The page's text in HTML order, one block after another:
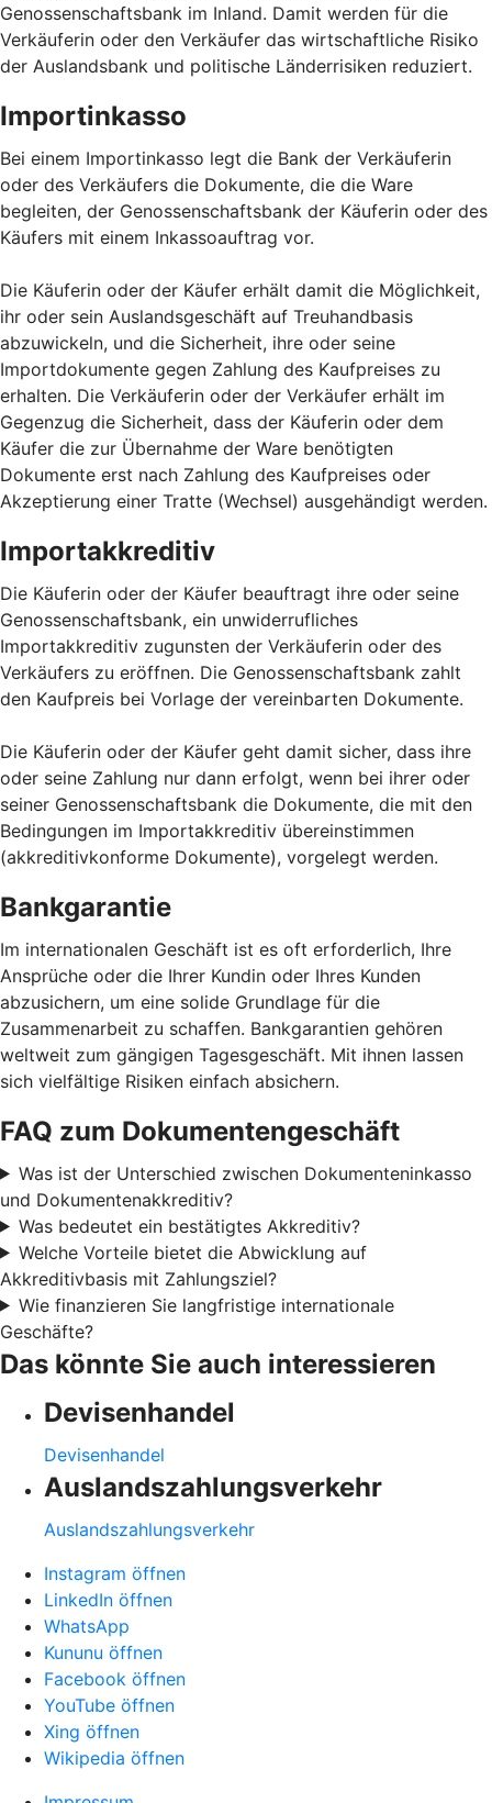
Genossenschaftsbank im Inland. Damit werden für die
Verkäuferin oder den Verkäufer das wirtschaftliche Risiko
der Auslandsbank und politische Länderrisiken reduziert.
Importinkasso
Bei einem Importinkasso legt die Bank der Verkäuferin
oder des Verkäufers die Dokumente, die die Ware
begleiten, der Genossenschaftsbank der Käuferin oder des
Käufers mit einem Inkassoauftrag vor.
Die Käuferin oder der Käufer erhält damit die Möglichkeit,
ihr oder sein Auslandsgeschäft auf Treuhandbasis
abzuwickeln, und die Sicherheit, ihre oder seine
Importdokumente gegen Zahlung des Kaufpreises zu
erhalten. Die Verkäuferin oder der Verkäufer erhält im
Gegenzug die Sicherheit, dass der Käuferin oder dem
Käufer die zur Übernahme der Ware benötigten
Dokumente erst nach Zahlung des Kaufpreises oder
Akzeptierung einer Tratte (Wechsel) ausgehändigt werden.
Importakkreditiv
Die Käuferin oder der Käufer beauftragt ihre oder seine
Genossenschaftsbank, ein unwiderrufliches
Importakkreditiv zugunsten der Verkäuferin oder des
Verkäufers zu eröffnen. Die Genossenschaftsbank zahlt
den Kaufpreis bei Vorlage der vereinbarten Dokumente.
Die Käuferin oder der Käufer geht damit sicher, dass ihre
oder seine Zahlung nur dann erfolgt, wenn bei ihrer oder
seiner Genossenschaftsbank die Dokumente, die mit den
Bedingungen im Importakkreditiv übereinstimmen
(akkreditivkonforme Dokumente), vorgelegt werden.
Bankgarantie
Im internationalen Geschäft ist es oft erforderlich, Ihre
Ansprüche oder die Ihrer Kundin oder Ihres Kunden
abzusichern, um eine solide Grundlage für die
Zusammenarbeit zu schaffen. Bankgarantien gehören
weltweit zum gängigen Tagesgeschäft. Mit ihnen lassen
sich vielfältige Risiken einfach absichern.
FAQ zum Dokumentengeschäft
Was ist der Unterschied zwischen Dokumenteninkasso
und Dokumentenakkreditiv?
Was bedeutet ein bestätigtes Akkreditiv?
Welche Vorteile bietet die Abwicklung auf
Akkreditivbasis mit Zahlungsziel?
Wie finanzieren Sie langfristige internationale
Geschäfte?
Das könnte Sie auch interessieren
Devisenhandel
Devisenhandel
Auslandszahlungsverkehr
Auslandszahlungsverkehr
Instagram öffnen
LinkedIn öffnen
WhatsApp
Kununu öffnen
Facebook öffnen
YouTube öffnen
Xing öffnen
Wikipedia öffnen